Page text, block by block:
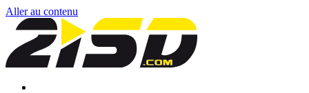
Aller au contenu